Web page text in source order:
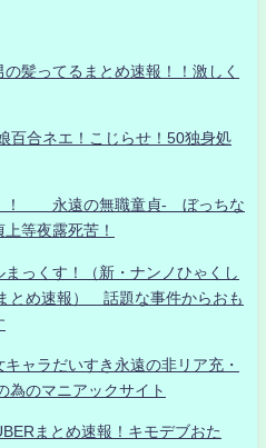
髪ってるまとめ速報！！激しく
百合ネエ！こじらせ！50独身処
！！ 永遠の無職童貞- ぼっちな
等夜露死苦！
っくす！（新・ナンノひゃくし
とめ速報） 話題な事件からおも
ャラだいすき永遠の非リア充・
為のマニアックサイト
まとめ速報！キモデブおた